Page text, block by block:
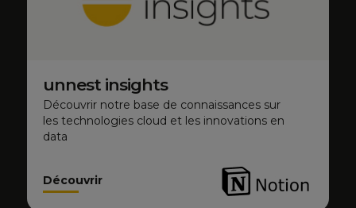
unnest insights
Découvrir notre base de connaissances sur
les technologies cloud et les innovations en
data
Découvrir